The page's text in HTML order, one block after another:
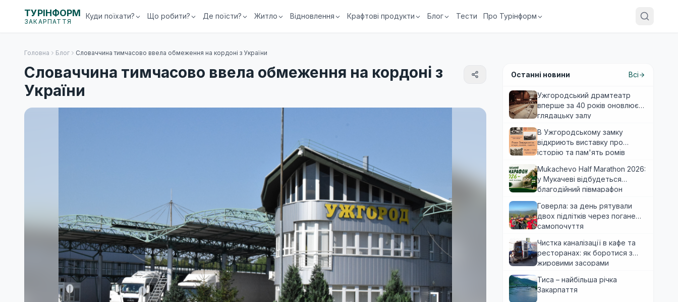
ТУРІНФОРМ
ЗАКАРПАТТЯ
Куди поїхати? Що робити? Де поїсти? Житло Відновлення Крафтові продукти Блог Тести Про Турінформ
Головна Блог Словаччина тимчасово ввела обмеження на кордоні з України
Словаччина тимчасово ввела обмеження на кордоні з
України
Останні новини Всі
Ужгородський драмтеатр
вперше за 40 років оновлює
глядацьку залу
В Ужгородському замку
відкриють виставку про
історію та пам'ять ромів
Mukachevo Half Marathon 2026:
у Мукачеві відбудеться
благодійний півмарафон
Говерла: за день рятували
двох підлітків через погане
самопочуття
Чистка каналізації в кафе та
ресторанах: як боротися з
жировими засорами
Тиса – найбільша річка
Закарпаття